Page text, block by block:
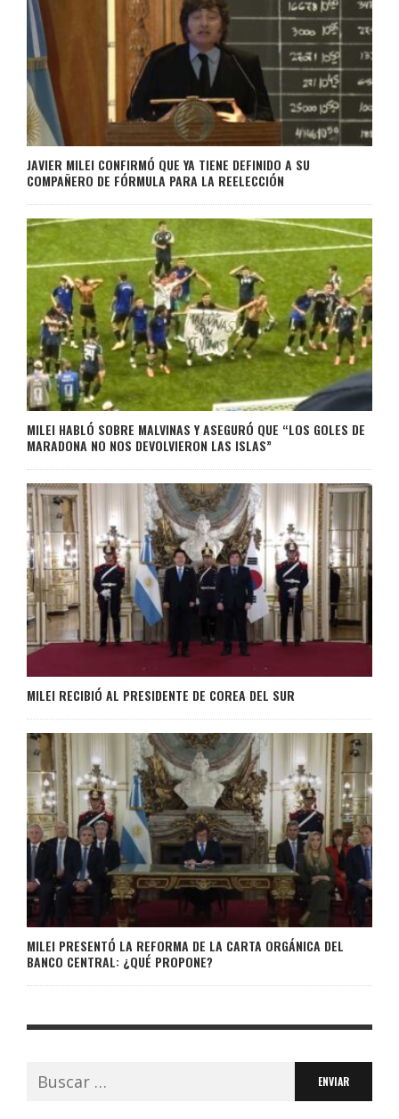
JAVIER MILEI CONFIRMÓ QUE YA TIENE DEFINIDO A SU
COMPAÑERO DE FÓRMULA PARA LA REELECCIÓN
MILEI HABLÓ SOBRE MALVINAS Y ASEGURÓ QUE “LOS GOLES DE
MARADONA NO NOS DEVOLVIERON LAS ISLAS”
MILEI RECIBIÓ AL PRESIDENTE DE COREA DEL SUR
MILEI PRESENTÓ LA REFORMA DE LA CARTA ORGÁNICA DEL
BANCO CENTRAL: ¿QUÉ PROPONE?
Buscar: